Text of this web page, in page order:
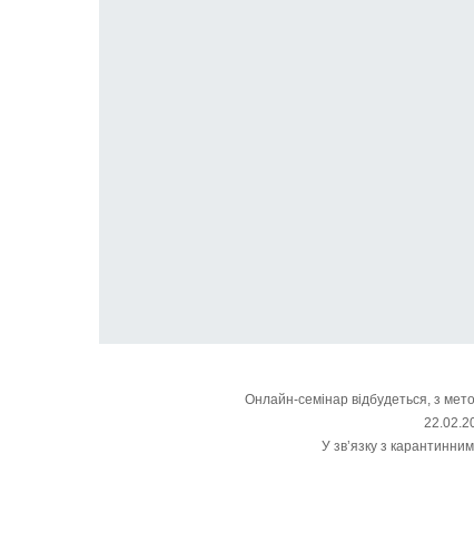
Онлайн-семінар відбудеться, з
У зв’язку з